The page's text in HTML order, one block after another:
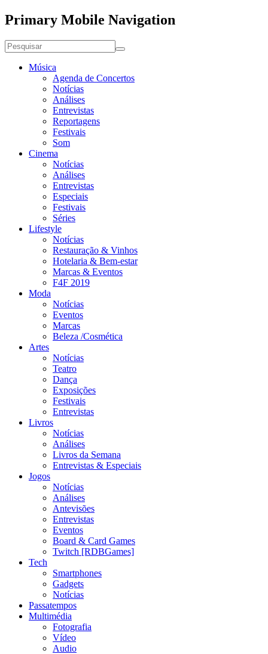
Primary Mobile Navigation
Música
Agenda de Concertos
Notícias
Análises
Entrevistas
Reportagens
Festivais
Som
Cinema
Notícias
Análises
Entrevistas
Especiais
Festivais
Séries
Lifestyle
Notícias
Restauração & Vinhos
Hotelaria & Bem-estar
Marcas & Eventos
F4F 2019
Moda
Notícias
Eventos
Marcas
Beleza /Cosmética
Artes
Notícias
Teatro
Dança
Exposições
Festivais
Entrevistas
Livros
Notícias
Análises
Livros da Semana
Entrevistas & Especiais
Jogos
Notícias
Análises
Antevisões
Entrevistas
Eventos
Board & Card Games
Twitch [RDBGames]
Tech
Smartphones
Gadgets
Notícias
Passatempos
Multimédia
Fotografia
Vídeo
Audio